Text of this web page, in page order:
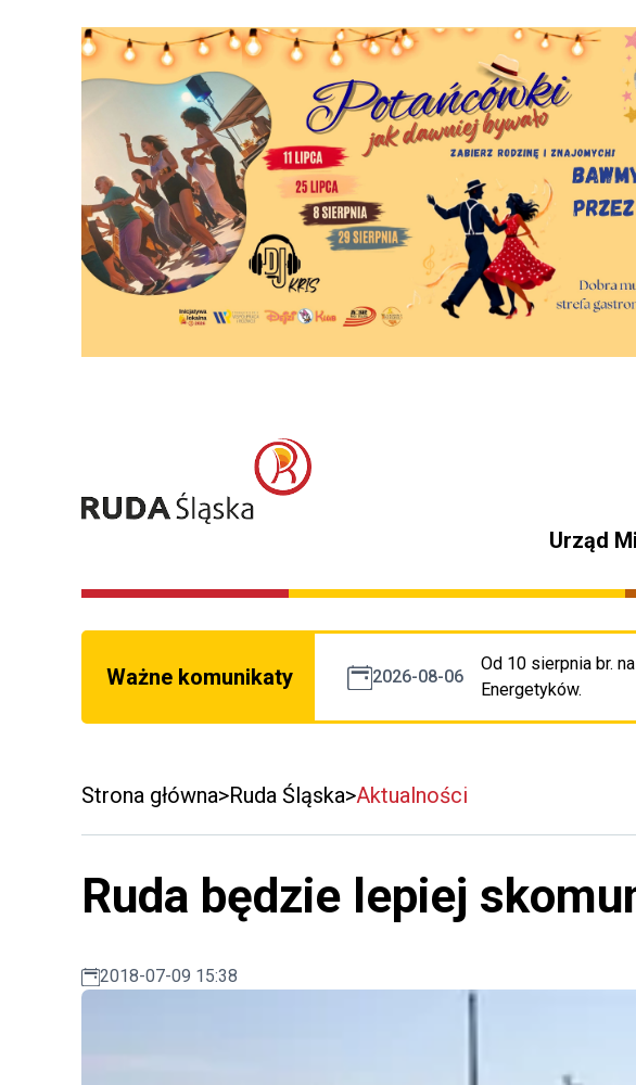
Urząd
Ważne komunikaty 2026-08-06
Od 10 sierpnia br.
Energetyków.
Strona główna Ruda Śląska Aktualności
Ruda będzie lepiej
2018-07-09 15:38